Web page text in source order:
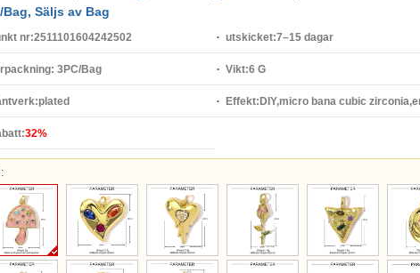
Bag, Säljs av Bag
nr:2511101604242502 utskicket:7–15 dagar
3PC/Bag Vikt:6 G
plated Effekt: DIY,micro bana cubic
32%